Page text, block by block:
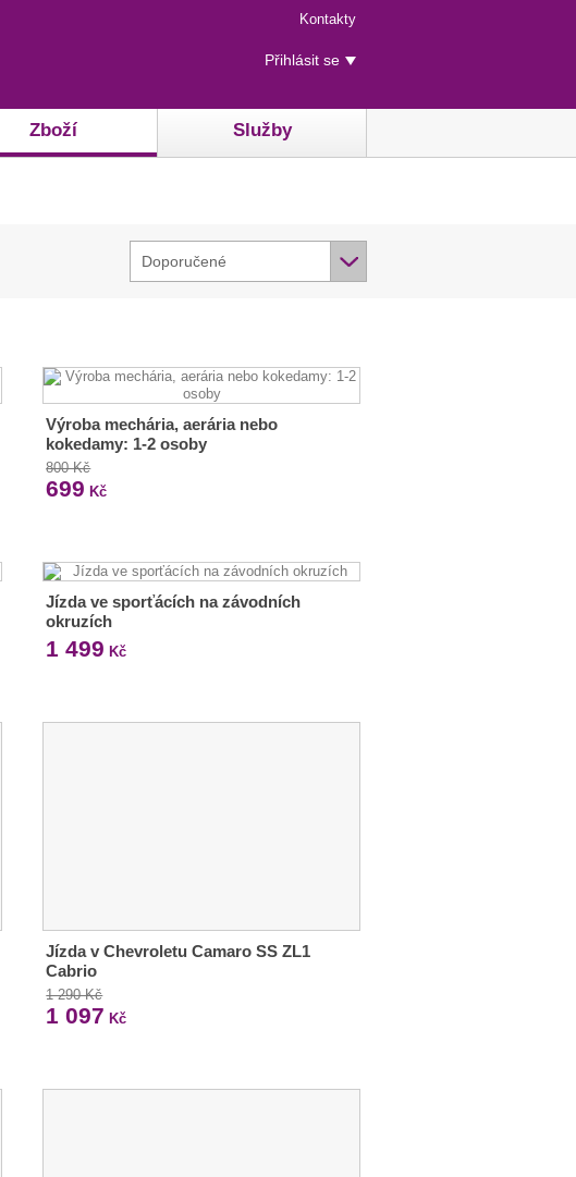
Menu
rychlého
přístupu
Kontakty
Uživatelské
menu
Přihlásit se
Zboží Služby
Doporučené
Výroba mechária, aerária nebo
kokedamy: 1-2 osoby
800 Kč
699 Kč
Jízda ve sporťácích na závodních
okruzích
1 499 Kč
Jízda v Chevroletu Camaro SS ZL1
Cabrio
1 290 Kč
1 097 Kč